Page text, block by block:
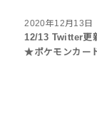
2020年12月13日
12/13 Twitter更
★ポケモンカー